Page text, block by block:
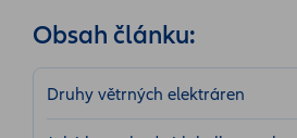
Obsah článku:
Druhy větrných elektráren